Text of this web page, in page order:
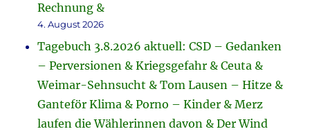
Rechnung &
4. August 2026
Tagebuch 3.8.2026 aktuell: CSD – Gedanken
– Perversionen & Kriegsgefahr & Ceuta &
Weimar-Sehnsucht & Tom Lausen – Hitze &
Ganteför Klima & Porno – Kinder & Merz
laufen die Wählerinnen davon & Der Wind